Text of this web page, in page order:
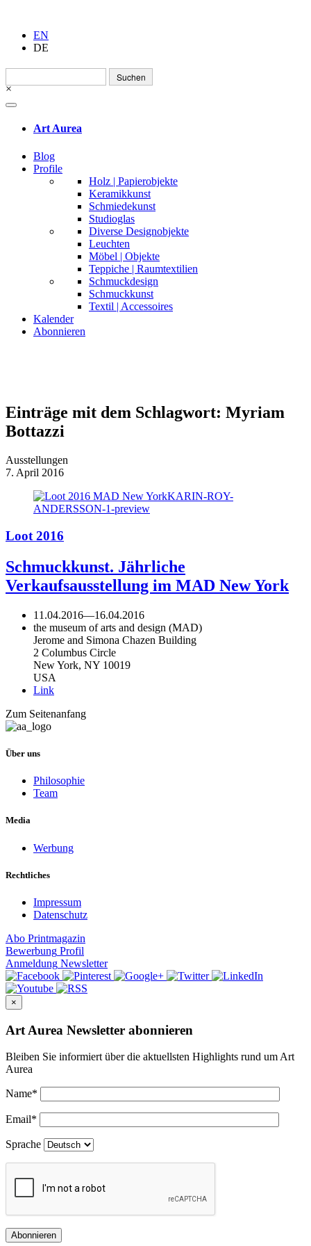
EN
DE
Suchen
nach:
×
Art Aurea
Blog
Profile
Holz | Papierobjekte
Keramikkunst
Schmiedekunst
Studioglas
Diverse Designobjekte
Leuchten
Möbel | Objekte
Teppiche | Raumtextilien
Schmuckdesign
Schmuckkunst
Textil | Accessoires
Kalender
Abonnieren
Einträge mit dem Schlagwort: Myriam
Bottazzi
Ausstellungen
7. April 2016
Loot 2016
Schmuckkunst. Jährliche
Verkaufsausstellung im MAD New York
11.04.2016—16.04.2016
the museum of arts and design (MAD)
Jerome and Simona Chazen Building
2 Columbus Circle
New York, NY 10019
USA
Link
Zum Seitenanfang
Über uns
Philosophie
Team
Media
Werbung
Rechtliches
Impressum
Datenschutz
Abo Printmagazin
Bewerbung Profil
Anmeldung Newsletter
×
Art Aurea Newsletter abonnieren
Bleiben Sie informiert über die aktuellsten Highlights rund um Art
Aurea
Name*
Email*
Sprache
Abonnieren